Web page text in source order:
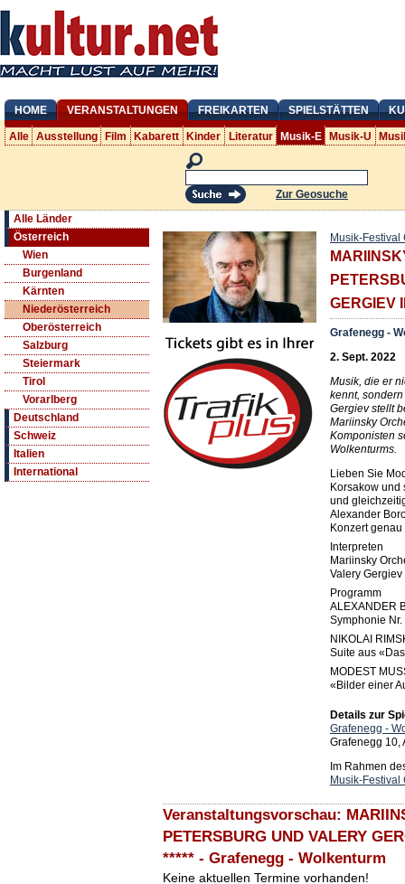
HOME VERANSTALTUNGEN FREIKARTEN SPIELSTÄTTEN
Alle Ausstellung Film Kabarett Kinder Literatur Musik-E Musik-U
Zur Geosuche
Alle Länder
Österreich
Wien
Burgenland
Kärnten
Niederösterreich
Oberösterreich
Salzburg
Steiermark
Tirol
Vorarlberg
Deutschland
Schweiz
Italien
International
Musik-Festival
GERGIEV
Grafenegg -
2. Sept. 2022
Musik, die er
kennt,
Gergiev stellt
Mariinsky
Komponisten
Wolkenturms.
Lieben Sie
Korsakow
und
Alexander
Konzert
Interpreten
Mariinsky
Valery
Programm
ALEXANDER
Symphonie
NIKOLAI
Suite aus
MODEST
«Bilder einer
Details zur
Grafenegg -
Grafenegg 10,
Im Rahmen
Musik-Festival
Veranstaltungsvorschau:
PETERSBURG UND VALERY
***** - Grafenegg - Wolkenturm
Keine aktuellen Termine vorhanden!